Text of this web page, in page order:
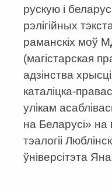
рускую і
рэлігійных
раманскіх моў
(магістарская
адзінства
каталіцка-
улікам
на Беларусі»
тэалогіі
ўніверсітэта